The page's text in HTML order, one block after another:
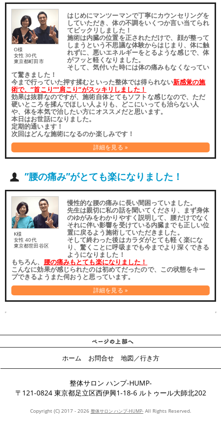
O様
女性 30代
東京都町田市
はじめにマンツーマンで丁寧にカウンセリングを
していただき、体の不調をいくつか言い当てられ
てビックリしました！
施術は内臓の位置を正されただけで、顔が整って
しまうという不思議な体験からはじまり、体に触
れずに、悪いエネルギーをとるような感じで、体
がフッと軽くなりました。
そして、気付いた時には体の痛みもなくなってい
て驚きました！
今まで行っていた押す揉むといった整体では得られない新感覚の施
術で、”首こり””肩こり”がスッキリしました！
効果は抜群なのですが、施術自体とてもソフトな感じなので、ただ
硬いところを揉んでほしい人よりも、どこにいっても治らない人
や、体を本気で治したい方にオススメだと思います。
本日はお世話になりました。
定期的通います！
次回はどんな施術になるのか楽しみです！
詳細を見る »
”腰の痛み”がとても楽になりました！
K様
女性 40代
東京都世田谷区
慢性的な腰の痛みに長い間困っていました。
先生は親切に私の話を聞いてくださり、まず身体
のゆがみをわかりやすく説明して、腰だけでなく
それに伴い影響を受けている内臓までも正しい位
置に戻るよう施術していただきました。
そして終わった後はカラダがとても軽く楽にな
り、驚くことに呼吸までも今までより深くできる
ようになりました！
もちろん、 腰の痛みもとても楽になりました！
こんなに効果が感じられたのは初めてだったので、この状態をキー
プできるようまた伺おうと思っています。
詳細を見る »
ホーム お問合せ 地図／行き方
整体サロン ハンプ-HUMP-
〒121-0824 東京都足立区西伊興1-18-6 ルトゥール大師北202
Copyright (C) 2017 - 2026 整体サロン ハンプ-HUMP-All Rights Reserved.